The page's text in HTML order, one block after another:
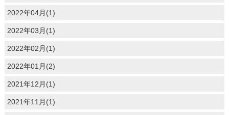
2022年04月(1)
2022年03月(1)
2022年02月(1)
2022年01月(2)
2021年12月(1)
2021年11月(1)